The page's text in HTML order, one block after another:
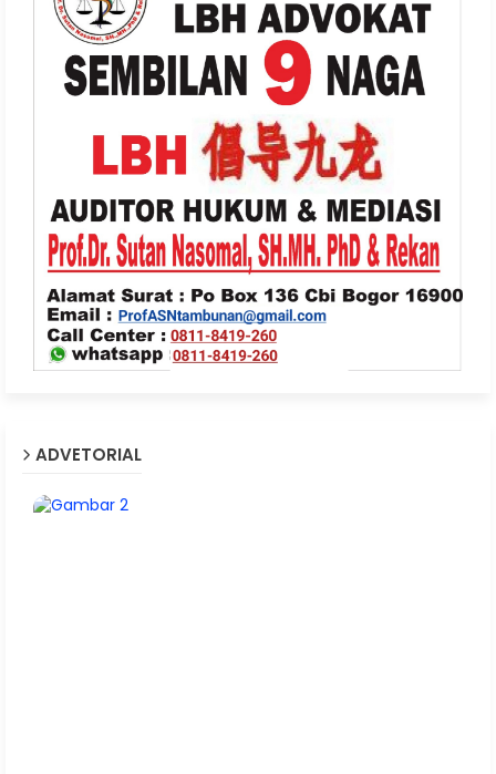
ADVETORIAL